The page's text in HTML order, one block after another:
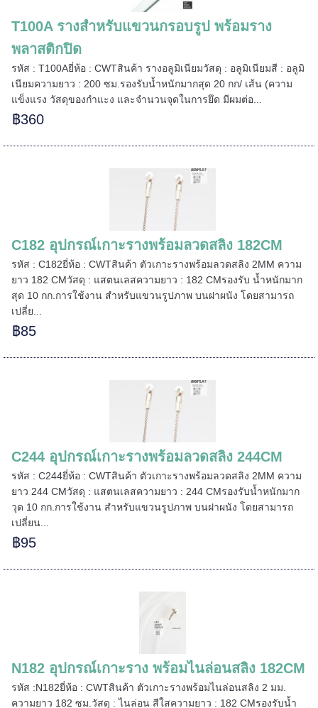
T100A รางสำหรับแขวนกรอบรูป พร้อมราง
พลาสติกปิด
รหัส : T100Aยี่ห้อ : CWTสินค้า รางอลูมิเนียมวัสดุ : อลูมิเนียมสี : อลูมิ
เนียมความยาว : 200 ซม.รองรับน้ำหนักมากสุด 20 กก/ เส้น (ความ
แข็งแรง วัสดุของกำแะง และจำนวนจุดในการยึด มีผมต่อ...
฿360
C182 อุปกรณ์เกาะรางพร้อมลวดสลิง 182CM
รหัส : C182ยี่ห้อ : CWTสินค้า ตัวเกาะรางพร้อมลวดสลิง 2MM ความ
ยาว 182 CMวัสดุ : แสตนเลสความยาว : 182 CMรองรับ น้ำหนักมาก
สุด 10 กก.การใช้งาน สำหรับแขวนรูปภาพ บนฝาผนัง โดยสามารถ
เปลี่ย...
฿85
C244 อุปกรณ์เกาะรางพร้อมลวดสลิง 244CM
รหัส : C244ยี่ห้อ : CWTสินค้า ตัวเกาะรางพร้อมลวดสลิง 2MM ความ
ยาว 244 CMวัสดุ : แสตนเลสความยาว : 244 CMรองรับน้ำหนักมาก
วุด 10 กก.การใช้งาน สำหรับแขวนรูปภาพ บนฝาผนัง โดยสามารถ
เปลี่ยน...
฿95
N182 อุปกรณ์เกาะราง พร้อมไนล่อนสลิง 182CM
รหัส :N182ยี่ห้อ : CWTสินค้า ตัวเกาะรางพร้อมไนล่อนสลิง 2 มม.
ความยาว 182 ซม.วัสดุ : ไนล่อน สีใสความยาว : 182 CMรองรับน้ำ